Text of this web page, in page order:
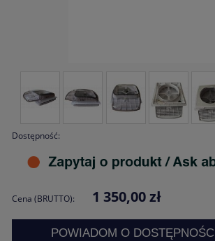
Dostępność:
Cena (BRUTTO): 1 350,00 zł
POWIADOM O DOSTĘPNOŚCI